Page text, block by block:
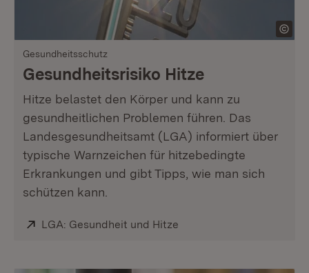
Gesundheitsschutz
Gesundheitsrisiko Hitze
Hitze belastet den Körper und kann zu
gesundheitlichen Problemen führen. Das
Landesgesundheitsamt (LGA) informiert über
typische Warnzeichen für hitzebedingte
Erkrankungen und gibt Tipps, wie man sich
schützen kann.
Extern:
LGA: Gesundheit und Hitze